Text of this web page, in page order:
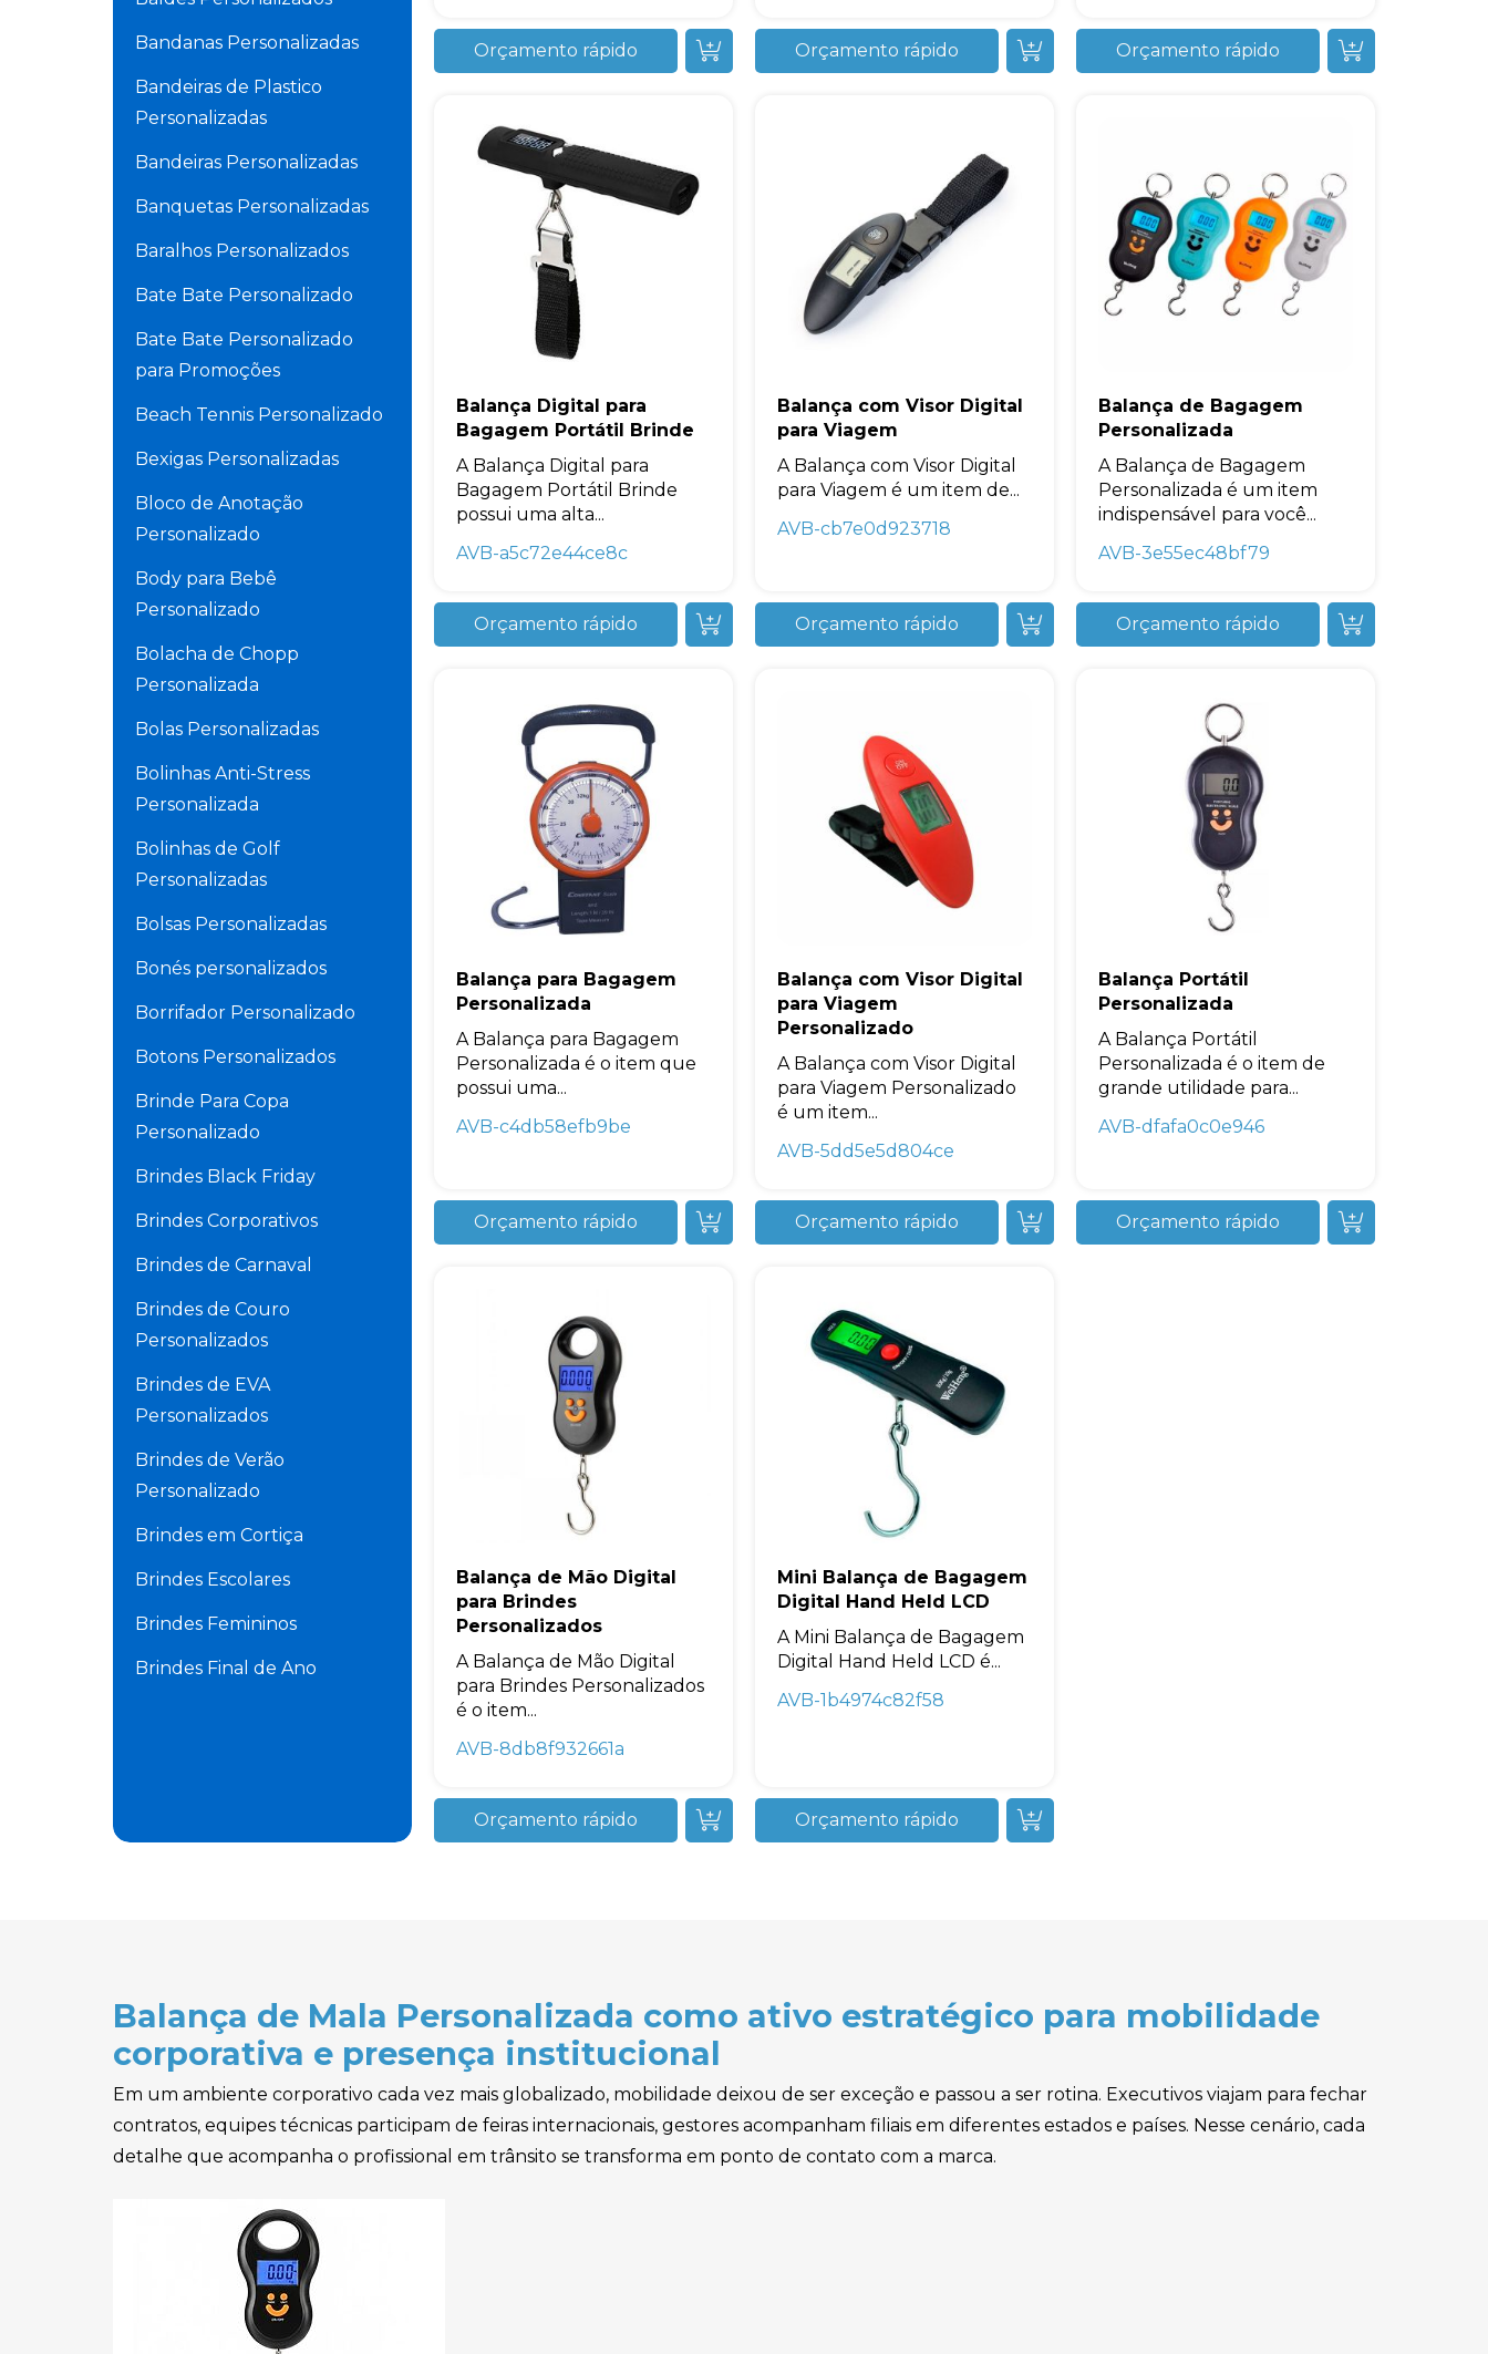
Bandanas Personalizadas
Bandeiras de Plastico
Personalizadas
Bandeiras Personalizadas
Banquetas Personalizadas
Baralhos Personalizados
Bate Bate Personalizado
Bate Bate Personalizado
para Promoções
Beach Tennis Personalizado
Bexigas Personalizadas
Bloco de Anotação
Personalizado
Body para Bebê
Personalizado
Bolacha de Chopp
Personalizada
Bolas Personalizadas
Bolinhas Anti-Stress
Personalizada
Bolinhas de Golf
Personalizadas
Bolsas Personalizadas
Bonés personalizados
Borrifador Personalizado
Botons Personalizados
Brinde Para Copa
Personalizado
Brindes Black Friday
Brindes Corporativos
Brindes de Carnaval
Brindes de Couro
Personalizados
Brindes de EVA
Personalizados
Brindes de Verão
Personalizado
Brindes em Cortiça
Brindes Escolares
Brindes Femininos
Brindes Final de Ano
Brindes Para Pet Shop
Brindes Tecnológicos
Cachecol Personalizado
Cadeira de Praia
Personalizada
Cadernos Personalizados
Caixa de Som Personalizada
Calculadora Personalizada
Orçamento rápido Orçamento rápido Orçamento rápido
Balança Digital para
Bagagem Portátil Brinde
A Balança Digital para
Bagagem Portátil Brinde
possui uma alta...
AVB-a5c72e44ce8c
Orçamento rápido
Balança com Visor Digital
para Viagem
A Balança com Visor Digital
para Viagem é um item de...
AVB-cb7e0d923718
Orçamento rápido
Balança de Bagagem
Personalizada
A Balança de Bagagem
Personalizada é um item
indispensável para você...
AVB-3e55ec48bf79
Orçamento rápido
Balança para Bagagem
Personalizada
A Balança para Bagagem
Personalizada é o item que
possui uma...
AVB-c4db58efb9be
Orçamento rápido
Balança com Visor Digital
para Viagem
Personalizado
A Balança com Visor Digital
para Viagem Personalizado
é um item...
AVB-5dd5e5d804ce
Orçamento rápido
Balança Portátil
Personalizada
A Balança Portátil
Personalizada é o item de
grande utilidade para...
AVB-dfafa0c0e946
Orçamento rápido
Balança de Mão Digital
para Brindes
Personalizados
A Balança de Mão Digital
para Brindes Personalizados
é o item...
AVB-8db8f932661a
Orçamento rápido
Mini Balança de Bagagem
Digital Hand Held LCD
A Mini Balança de Bagagem
Digital Hand Held LCD é...
AVB-1b4974c82f58
Orçamento rápido
Balança de Mala Personalizada como ativo estratégico para mobilidade
corporativa e presença institucional
Em um ambiente corporativo cada vez mais globalizado, mobilidade deixou de ser exceção e passou a ser rotina. Executivos viajam para fechar
contratos, equipes técnicas participam de feiras internacionais, gestores acompanham filiais em diferentes estados e países. Nesse cenário, cada
detalhe que acompanha o profissional em trânsito se transforma em ponto de contato com a marca.
Avelino Brindes
+55
Eu concordo em receber comunicações.
A nossa empresa está comprometida a proteger e respeitar sua
privacidade, utilizaremos seus dados apenas para fins de
marketing. Você pode alterar suas preferências a qualquer